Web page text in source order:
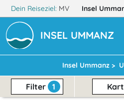
Dein Reiseziel: MV Insel
INSEL UMMANZ
Insel Ummanz >
Filter 1